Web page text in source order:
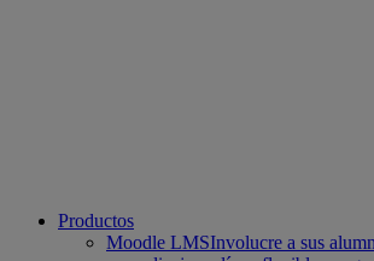
Productos
Moodle LMSInvolucre a sus